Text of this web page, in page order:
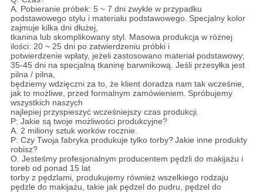
A. Pobieranie próbek: 5 ~ 7 dni zwykle w przypadku
podstawowego stylu i materiału podstawowego. Specjalny kolor
zajmuje kilka dni dłużej,
tkanina lub skomplikowany styl. Masowa produkcja w różnej
ilości: 20 ~ 25 dni po zatwierdzeniu próbki i
potwierdzenie wpłaty, jeżeli zastosowano materiał podstawowy;
35-45 dni na specjalną tkaninę barwnikową. Jeśli przesyłka jest
pilna / pilna,
będziemy wdzięczni za to, że klient doradza nam tak wcześnie,
jak to możliwe, przed formalnym zamówieniem. Spróbujemy
wszystkich naszych
najlepiej przyspieszyć wcześniejszy czas produkcji.
P: Jakie są twoje możliwości produkcyjne?
A. 2 miliony sztuk worków rocznie.
P: Czy Twoja fabryka produkuje tylko torby?Jakie inne produkty
robisz?
O. Jesteśmy profesjonalnym producentem pędzli do makijażu i
toreb od ponad 15 lat
torby z pędzlami, produkujemy również wszelkiego rodzaju
pędzle do makijażu, takie jak pędzel do pudru, pędzel do